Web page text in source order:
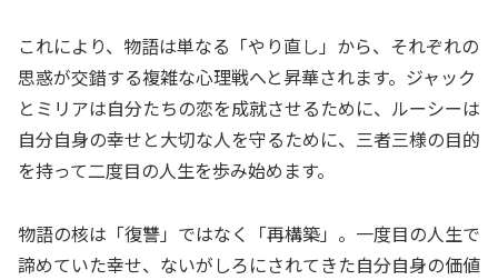
これにより、物語は単なる「やり直し」から、それぞれの
思惑が交錯する複雑な心理戦へと昇華されます。ジャック
とミリアは自分たちの恋を成就させるために、ルーシーは
自分自身の幸せと大切な人を守るために、三者三様の目的
を持って二度目の人生を歩み始めます。
物語の核は「復讐」ではなく「再構築」。一度目の人生で
諦めていた幸せ、ないがしろにされてきた自分自身の価値